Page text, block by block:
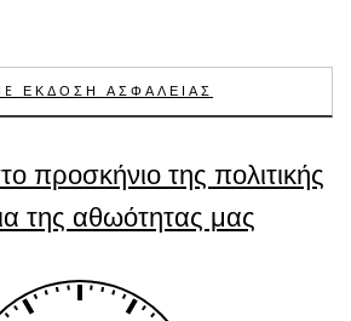
ΕΚΔΟΣΗ ΑΣΦΑΛΕΙΑΣ
προσκήνιο της πολιτικής
της αθωότητας μας